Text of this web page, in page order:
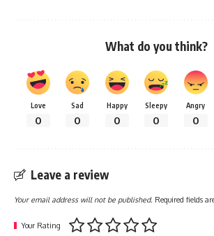
What do you think?
Love
0
Sad
0
Happy
0
Sleepy
0
Angry
0
Leave a review
Your email address will not be published. Required fields
Your Rating